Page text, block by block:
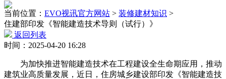
当前位置： EVO视讯官方网站 > 装修建材知识 >
住建部印发《智能建造技术导则（试行）》
返回列表
时间：2025-04-20 16:28
为加快推进智能建造技术在工程建设全生命期应用，推动
建筑业高质量发展，近日，住房城乡建设部印发《智能建造技